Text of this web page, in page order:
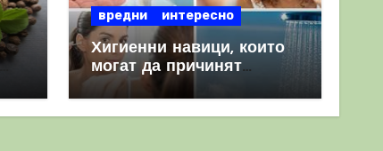
вредни интересно
Хигиенни навици, които
могат да причинят
повече вреда, отколкото
полза